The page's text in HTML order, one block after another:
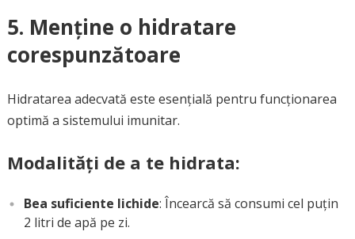
5. Menține o hidratare
corespunzătoare
Hidratarea adecvată este esențială pentru funcționarea
optimă a sistemului imunitar.
Modalități de a te hidrata:
Bea suficiente lichide: Încearcă să consumi cel puțin
2 litri de apă pe zi.